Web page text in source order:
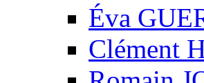
Éva
Clément